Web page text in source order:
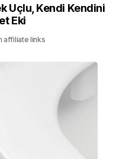
Uçlu, Kendi Kendini
Eki
affiliate links